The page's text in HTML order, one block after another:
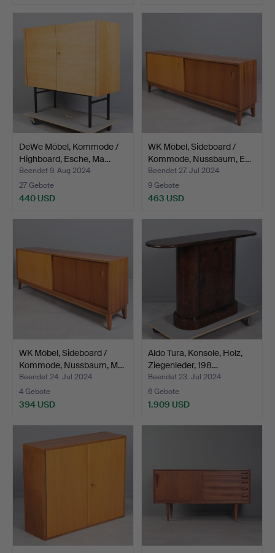
DeWe Möbel, Kommode /
Highboard, Esche, Ma…
Beendet 9. Aug 2024
27 Gebote
440 USD
WK Möbel, Sideboard /
Kommode, Nussbaum, E…
Beendet 27. Jul 2024
9 Gebote
463 USD
WK Möbel, Sideboard /
Kommode, Nussbaum, M…
Beendet 24. Jul 2024
4 Gebote
394 USD
Aldo Tura, Konsole, Holz,
Ziegenleder, 198…
Beendet 23. Jul 2024
6 Gebote
1.909 USD